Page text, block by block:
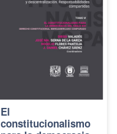
El
constitucionalismo